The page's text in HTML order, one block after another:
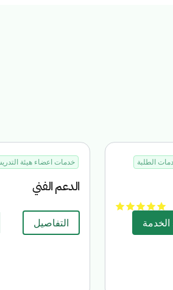
الطلبة
الخدمة
خدمات اعضاء هيئة
الدعم الفني
التفاصيل